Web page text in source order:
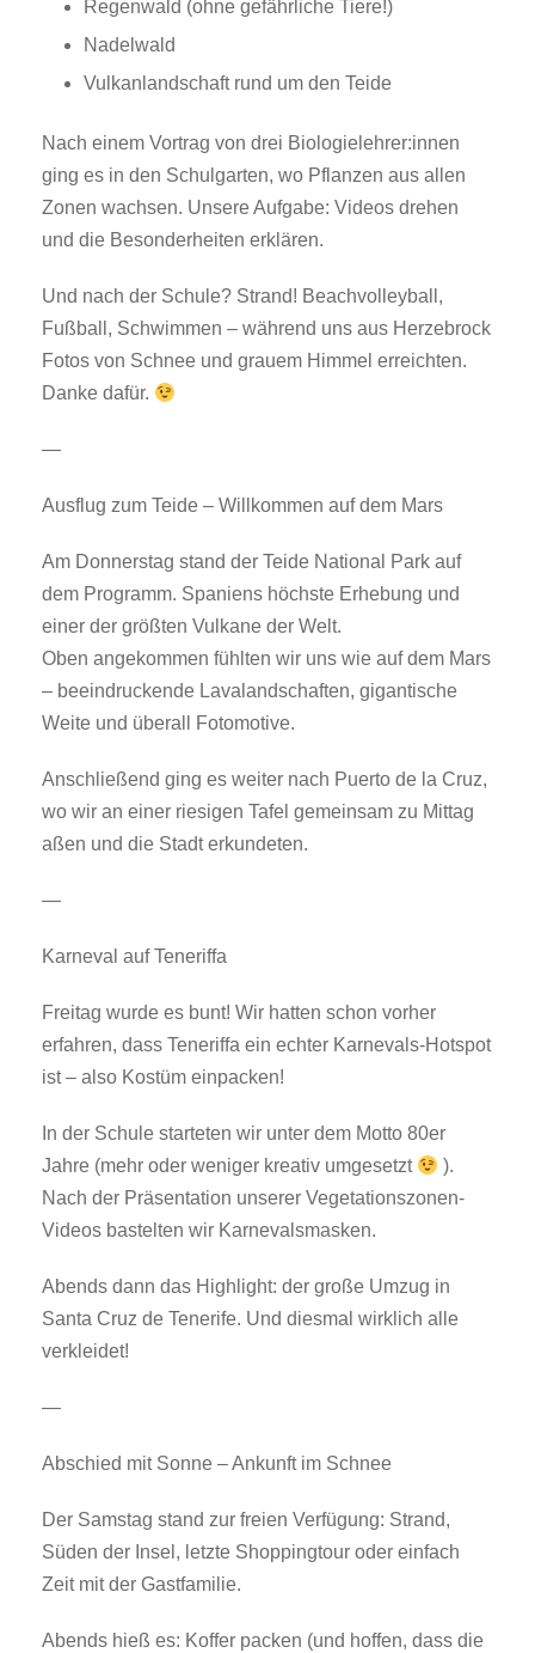
Regenwald (ohne gefährliche Tiere!)
Nadelwald
Vulkanlandschaft rund um den Teide
Nach einem Vortrag von drei Biologielehrer:innen
ging es in den Schulgarten, wo Pflanzen aus allen
Zonen wachsen. Unsere Aufgabe: Videos drehen
und die Besonderheiten erklären.
Und nach der Schule? Strand! Beachvolleyball,
Fußball, Schwimmen – während uns aus Herzebrock
Fotos von Schnee und grauem Himmel erreichten.
Danke dafür.
—
Ausflug zum Teide – Willkommen auf dem Mars
Am Donnerstag stand der Teide National Park auf
dem Programm. Spaniens höchste Erhebung und
einer der größten Vulkane der Welt.
Oben angekommen fühlten wir uns wie auf dem Mars
– beeindruckende Lavalandschaften, gigantische
Weite und überall Fotomotive.
Anschließend ging es weiter nach Puerto de la Cruz,
wo wir an einer riesigen Tafel gemeinsam zu Mittag
aßen und die Stadt erkundeten.
—
Karneval auf Teneriffa
Freitag wurde es bunt! Wir hatten schon vorher
erfahren, dass Teneriffa ein echter Karnevals-Hotspot
ist – also Kostüm einpacken!
In der Schule starteten wir unter dem Motto 80er
Jahre (mehr oder weniger kreativ umgesetzt
).
Nach der Präsentation unserer Vegetationszonen-
Videos bastelten wir Karnevalsmasken.
Abends dann das Highlight: der große Umzug in
Santa Cruz de Tenerife. Und diesmal wirklich alle
verkleidet!
—
Abschied mit Sonne – Ankunft im Schnee
Der Samstag stand zur freien Verfügung: Strand,
Süden der Insel, letzte Shoppingtour oder einfach
Zeit mit der Gastfamilie.
Abends hieß es: Koffer packen (und hoffen, dass die